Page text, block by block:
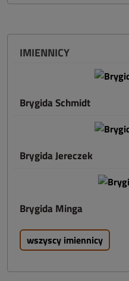
IMIENNICY
Brygida Schmidt
Brygida Jereczek
Brygida Minga
wszyscy imiennicy